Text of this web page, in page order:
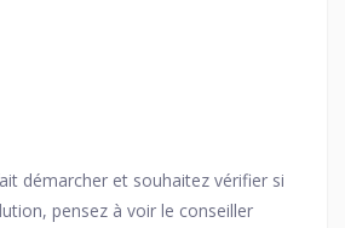
démarcher et souhaitez vérifier si
pensez à voir le conseiller